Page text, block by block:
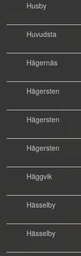
Husby
Huvudsta
Hägernäs
Hägersten
Hägersten
Hägersten
Häggvik
Hässelby
Hässelby